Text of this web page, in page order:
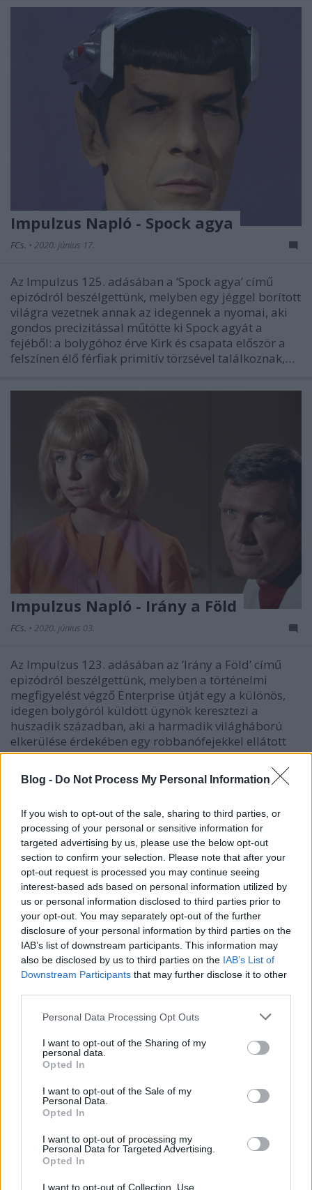
Blog - Do Not Process My Personal Information
If you wish to opt-out of the sale, sharing to third parties, or
processing of your personal or sensitive information for
targeted advertising by us, please use the below opt-out
section to confirm your selection. Please note that after your
opt-out request is processed you may continue seeing
interest-based ads based on personal information utilized by
us or personal information disclosed to third parties prior to
your opt-out. You may separately opt-out of the further
disclosure of your personal information by third parties on the
IAB’s list of downstream participants. This information may
also be disclosed by us to third parties on the IAB’s List of
Downstream Participants that may further disclose it to other
Please note that this website/app uses one or more Google
not limited to your visit or usage behaviour. You may click to
grant or deny consent to Google and its third-party tags to
use your data for below specified purposes in below Google
consent section.
Personal Data Processing Opt Outs
I want to opt-out of the Sharing of my
personal data.
Opted In
I want to opt-out of the Sale of my
Personal Data.
Opted In
I want to opt-out of processing my
Personal Data for Targeted Advertising.
Opted In
I want to opt-out of Collection, Use,
Impulzus Napló - Spock agya
FCs. • 2020. június 17.
Az Impulzus 125. adásában a ‘Spock agya’ című
epizódról beszélgettünk, melyben egy jéggel borított
világra vezetnek annak az idegennek a nyomai, aki
gondos precizitással műtötte ki Spock agyát a
fejéből: a bolygóhoz érve Kirk és csapata először a
felszínen élő férfiak primitív törzsével találkoznak,…
Impulzus Napló - Irány a Föld
FCs. • 2020. június 03.
Az Impulzus 123. adásában az ’Irány a Föld’ című
epizódról beszélgettünk, melyben a történelmi
megfigyelést végző Enterprise útját egy a különös,
idegen bolygóról küldött ügynök keresztezi a
huszadik században, aki a harmadik világháború
elkerülése érdekében egy robbanófejekkel ellátott
rakéta…
2020. május 29.
Az Impulzus Podcast 122. adásában a Cirkuszt a
Enterprise hajóroncsra bukkan, a nyomok pedig egy
olyan bolygóhoz vezetnek, ahol római módra élnek,
találnak a bolygón, aki szörnyű dolgot vár el
hőseinktől.…